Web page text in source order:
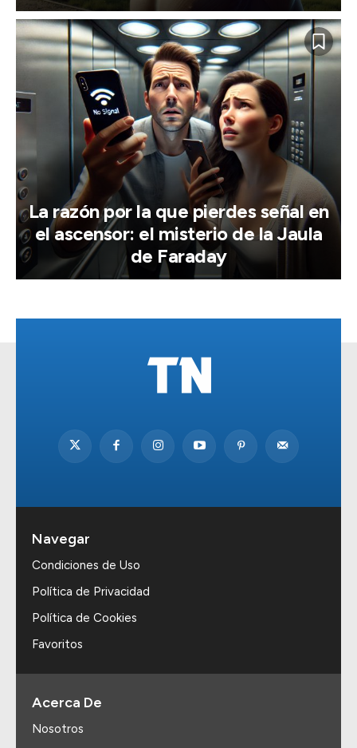
La razón por la que pierdes señal en
el ascensor: el misterio de la Jaula
de Faraday
Navegar
Condiciones de Uso
Política de Privacidad
Política de Cookies
Favoritos
Acerca De
Nosotros